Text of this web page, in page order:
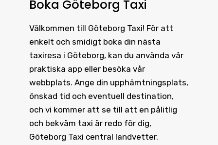
Boka Göteborg Taxi
Välkommen till Göteborg Taxi! För att
enkelt och smidigt boka din nästa
taxiresa i Göteborg, kan du använda vår
praktiska app eller besöka vår
webbplats. Ange din upphämtningsplats,
önskad tid och eventuell destination,
och vi kommer att se till att en pålitlig
och bekväm taxi är redo för dig,
Göteborg Taxi central landvetter.